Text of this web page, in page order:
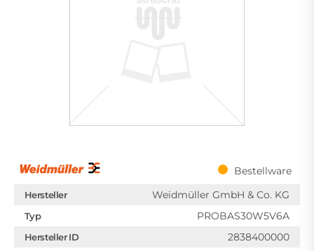
Bestellware
Hersteller Weidmüller GmbH & Co. KG
Typ PROBAS30W5V6A
Hersteller ID 2838400000